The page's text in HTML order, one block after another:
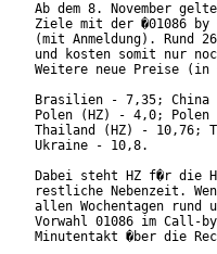
Ab dem 8. November
Ziele mit der �01086 by
(mit Anmeldung). Rund
und kosten somit nur
Weitere neue Preise (in
Brasilien - 7,35; China
Polen (HZ) - 4,0; Polen
Thailand (HZ) - 10,76;
Ukraine - 10,8.
Dabei steht HZ f�r die
restliche Nebenzeit.
allen Wochentagen rund
Vorwahl 01086 im Call-
Minutentakt �ber die